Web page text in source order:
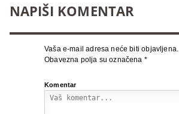
NAPIŠI KOMENTAR
Vaša e-mail adresa neće biti objavljena.
Obavezna polja su označena *
Komentar